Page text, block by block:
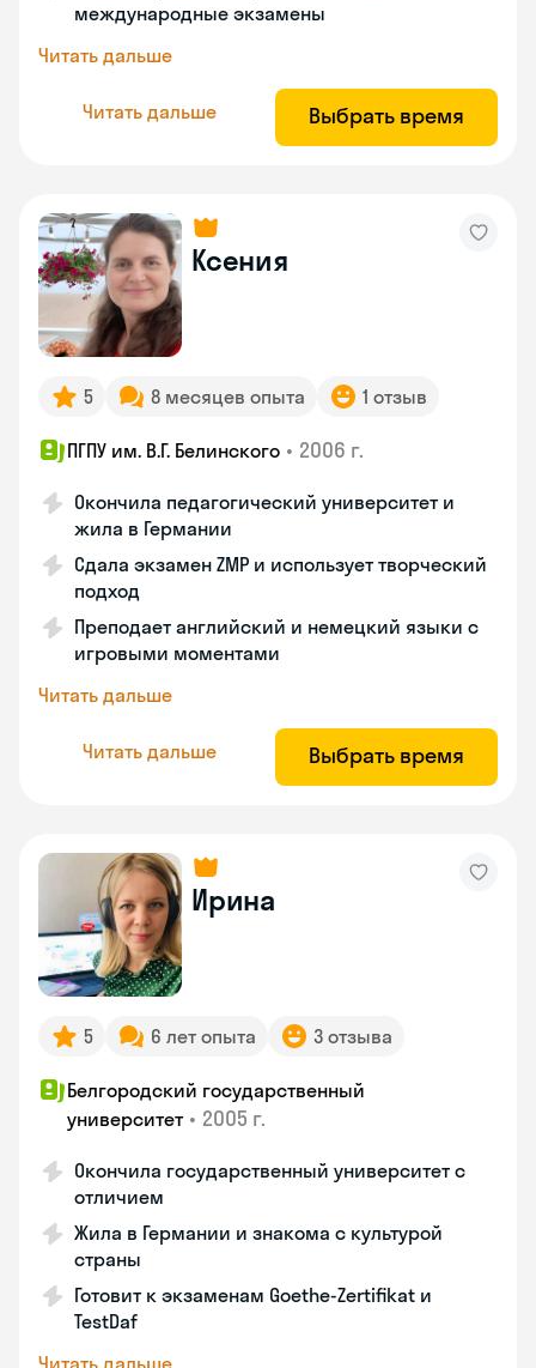
международные экзамены
Читать дальше
Читать дальше Выбрать время
Ксения
5 8 месяцев опыта 1 отзыв
ПГПУ им. В.Г. Белинского • 2006 г.
Окончила педагогический университет и
жила в Германии
Сдала экзамен ZMP и использует творческий
подход
Преподает английский и немецкий языки с
игровыми моментами
Читать дальше
Читать дальше Выбрать время
Ирина
5 6 лет опыта 3 отзыва
Белгородский государственный
университет • 2005 г.
Окончила государственный университет с
отличием
Жила в Германии и знакома с культурой
страны
Готовит к экзаменам Goethe-Zertifikat и
TestDaf
Читать дальше